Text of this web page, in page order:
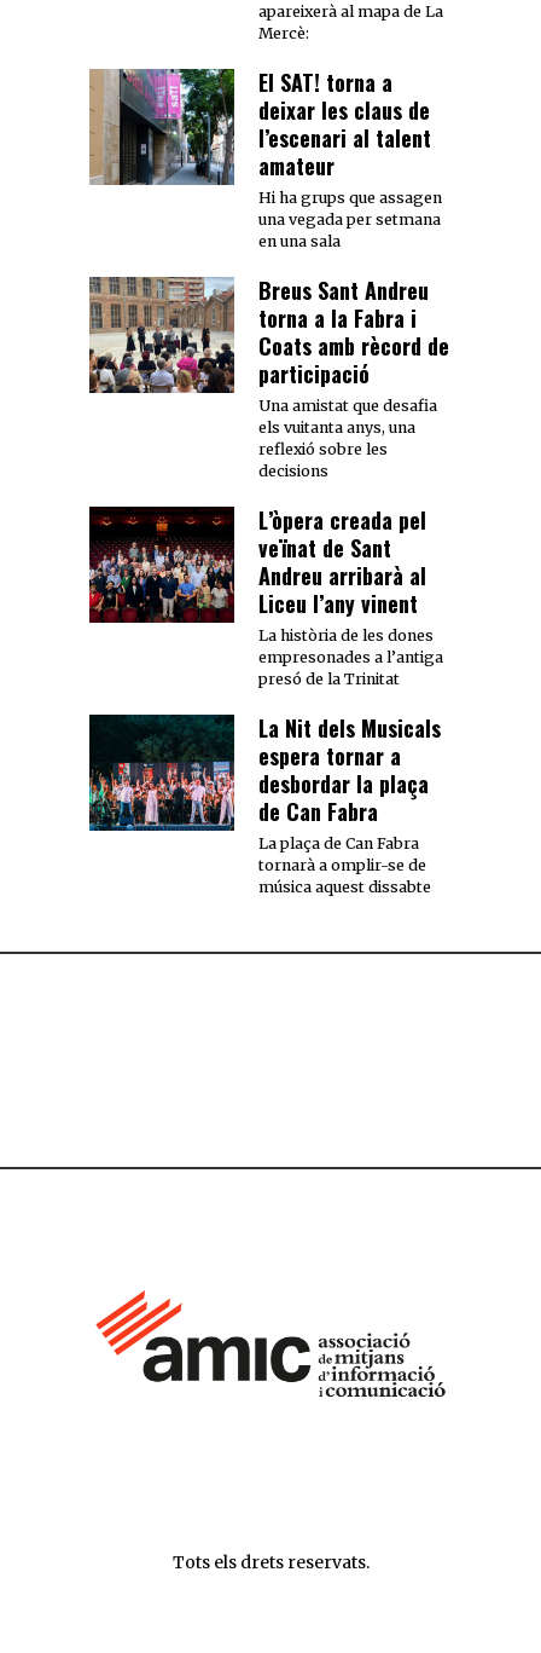
apareixerà al mapa de La
Mercè:
El SAT! torna a
deixar les claus de
l’escenari al talent
amateur
Hi ha grups que assagen
una vegada per setmana
en una sala
Breus Sant Andreu
torna a la Fabra i
Coats amb rècord de
participació
Una amistat que desafia
els vuitanta anys, una
reflexió sobre les
decisions
L’òpera creada pel
veïnat de Sant
Andreu arribarà al
Liceu l’any vinent
La història de les dones
empresonades a l’antiga
presó de la Trinitat
La Nit dels Musicals
espera tornar a
desbordar la plaça
de Can Fabra
La plaça de Can Fabra
tornarà a omplir-se de
música aquest dissabte
Tots els drets reservats.